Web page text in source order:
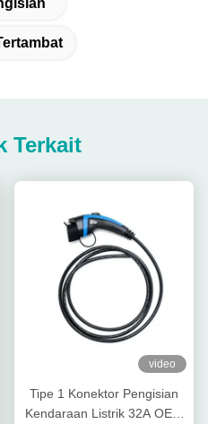
Terkait
video
Tipe 1 Konektor Pengisian
Kendaraan Listrik 32A OEM